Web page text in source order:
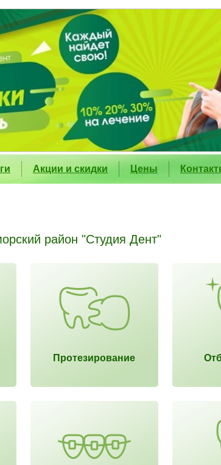
Акции и скидки Цены
район "Студия Дент"
Протезирование